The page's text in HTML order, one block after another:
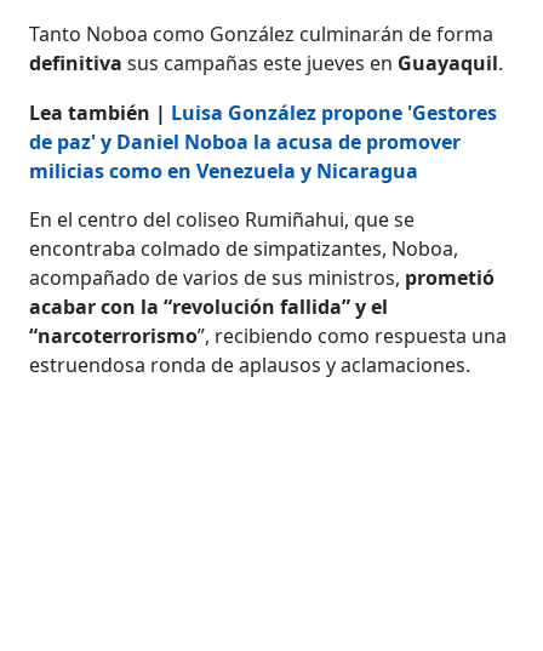
Tanto Noboa como González culminarán de forma
definitivasus campañas este jueves en Guayaquil.
Lea también | Luisa González propone 'Gestores
de paz' y Daniel Noboa la acusa de promover
milicias como en Venezuela y Nicaragua
En el centro del coliseo Rumiñahui, que se
encontraba colmado de simpatizantes, Noboa,
acompañado de varios de sus ministros, prometió
acabar con la “revolución fallida” y el
“narcoterrorismo”, recibiendo como respuesta una
estruendosa ronda de aplausos y aclamaciones.